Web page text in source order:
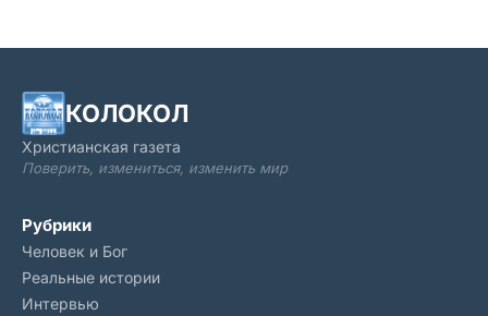
КОЛОКОЛ
Христианская газета
Поверить, измениться, изменить мир
Рубрики
Человек и Бог
Реальные истории
Интервью